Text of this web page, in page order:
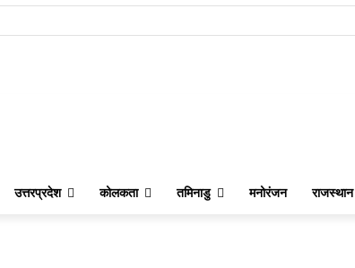
उत्तरप्रदेश कोलकता तमिनाडु मनोरंजन राजस्थान